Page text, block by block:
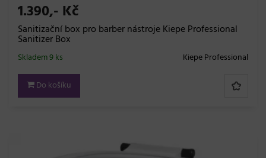
1.390,- Kč
Sanitizační box pro barber nástroje Kiepe Professional
Sanitizer Box
Kiepe Professional
Skladem 9 ks
Do košíku